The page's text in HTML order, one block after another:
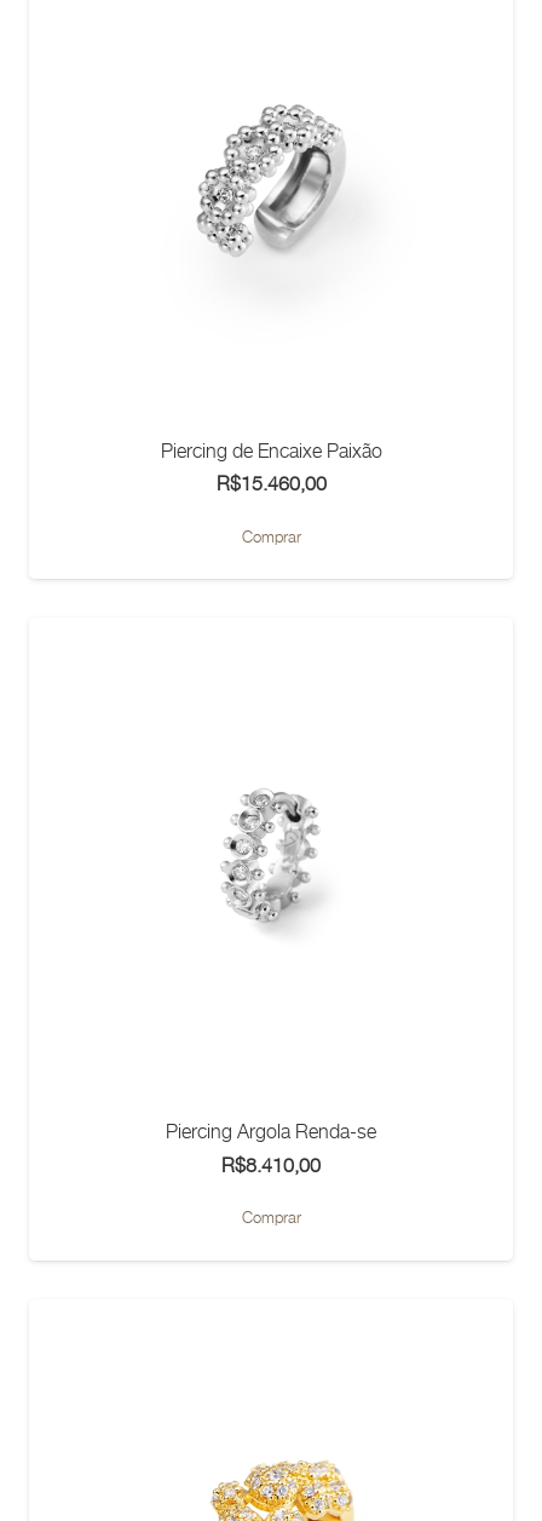
Piercing de Encaixe Paixão
R$15.460,00
Comprar
Piercing Argola Renda-se
R$8.410,00
Comprar